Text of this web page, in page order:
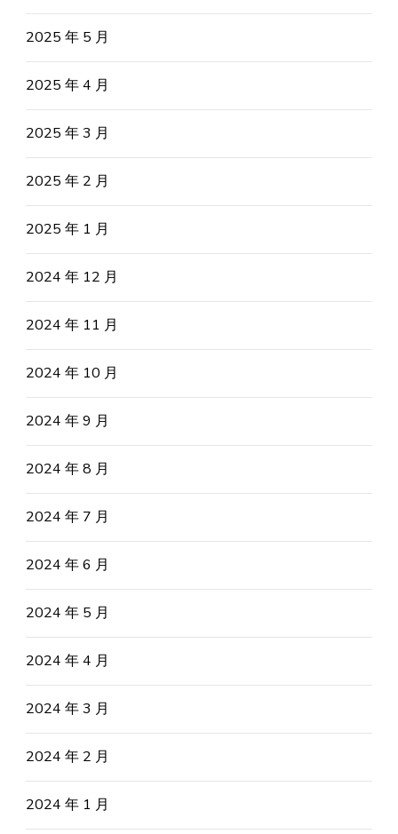
2025 年 5 月
2025 年 4 月
2025 年 3 月
2025 年 2 月
2025 年 1 月
2024 年 12 月
2024 年 11 月
2024 年 10 月
2024 年 9 月
2024 年 8 月
2024 年 7 月
2024 年 6 月
2024 年 5 月
2024 年 4 月
2024 年 3 月
2024 年 2 月
2024 年 1 月